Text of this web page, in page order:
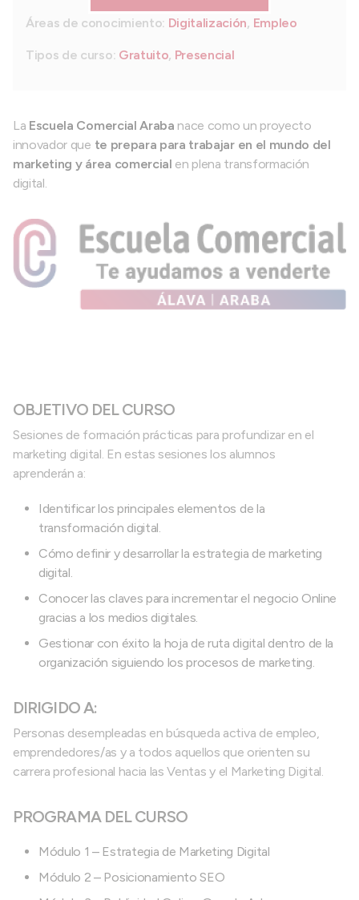
Áreas de conocimiento: Digitalización, Empleo
Tipos de curso: Gratuito, Presencial
La Escuela Comercial Araba nace como un proyecto
innovador que te prepara para trabajar en el mundo del
marketing y área comercial en plena transformación
digital.
OBJETIVO DEL CURSO
Sesiones de formación prácticas para profundizar en el
marketing digital. En estas sesiones los alumnos
aprenderán a:
Identificar los principales elementos de la
transformación digital.
Cómo definir y desarrollar la estrategia de marketing
digital.
Conocer las claves para incrementar el negocio Online
gracias a los medios digitales.
Gestionar con éxito la hoja de ruta digital dentro de la
organización siguiendo los procesos de marketing.
DIRIGIDO A:
Personas desempleadas en búsqueda activa de empleo,
emprendedores/as y a todos aquellos que orienten su
carrera profesional hacia las Ventas y el Marketing Digital.
PROGRAMA DEL CURSO
Módulo 1 – Estrategia de Marketing Digital
Módulo 2 – Posicionamiento SEO